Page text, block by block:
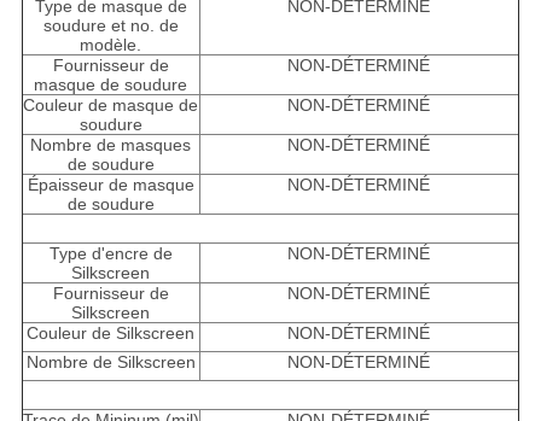
Type de masque de
soudure et no. de
modèle.
NON-DÉTERMINÉ
Fournisseur de
masque de soudure
NON-DÉTERMINÉ
Couleur de masque de
soudure
NON-DÉTERMINÉ
Nombre de masques
de soudure
NON-DÉTERMINÉ
Épaisseur de masque
de soudure
NON-DÉTERMINÉ
Type d'encre de
Silkscreen
NON-DÉTERMINÉ
Fournisseur de
Silkscreen
NON-DÉTERMINÉ
Couleur de Silkscreen
NON-DÉTERMINÉ
Nombre de Silkscreen
NON-DÉTERMINÉ